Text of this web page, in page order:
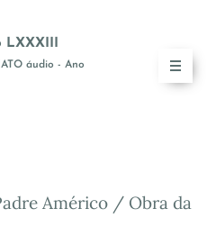
LXXXIII
áudio - Ano
Américo / Obra da